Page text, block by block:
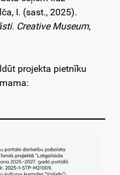
I. (sast., 2025).
Creative Museum,
projekta pietnīku